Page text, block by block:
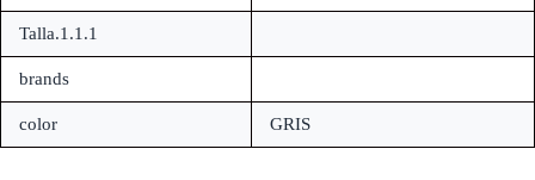
Talla.1.1.1
brands
color GRIS